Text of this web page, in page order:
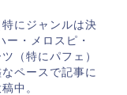
にジャンルは決
・メロスピ・
（特にパフェ）
ペースで記事に
中。